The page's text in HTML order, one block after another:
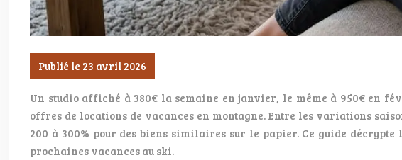
Publié le 23 avril 2026
Un studio affiché à 380€ la semaine en janvier, le même à 950€ en
offres de locations de vacances en montagne. Entre les variations
200 à 300% pour des biens similaires sur le papier. Ce guide
prochaines vacances au ski.